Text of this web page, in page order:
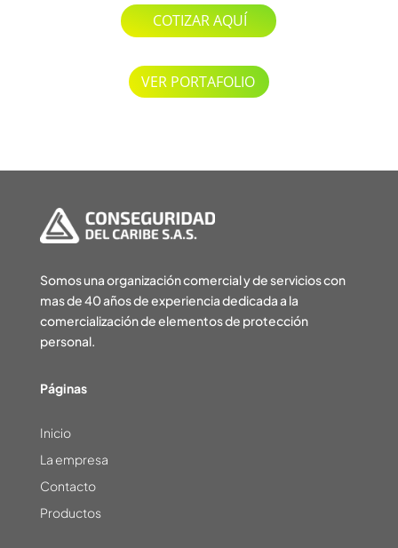
COTIZAR AQUÍ
VER PORTAFOLIO
Somos una organización comercial y de servicios con
mas de 40 años de experiencia dedicada a la
comercialización de elementos de protección
personal.
Páginas
Inicio
La empresa
Contacto
Productos